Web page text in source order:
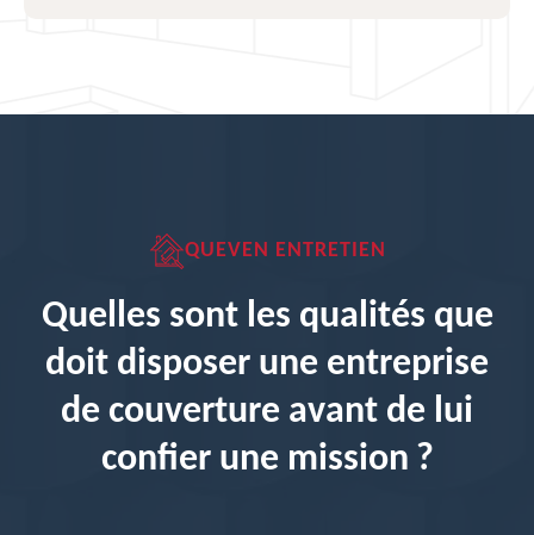
QUEVEN ENTRETIEN
Quelles sont les qualités que
doit disposer une entreprise
de couverture avant de lui
confier une mission ?